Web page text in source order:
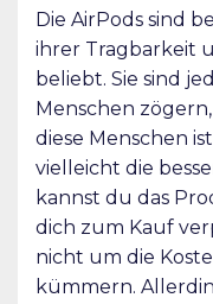
Die AirPods sind
ihrer Tragbarkeit
beliebt. Sie sind
Menschen
diese Menschen
vielleicht die
kannst du das
dich zum Kauf
nicht um die
kümmern.